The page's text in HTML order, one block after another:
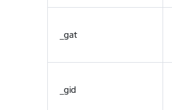
_gat
_gid